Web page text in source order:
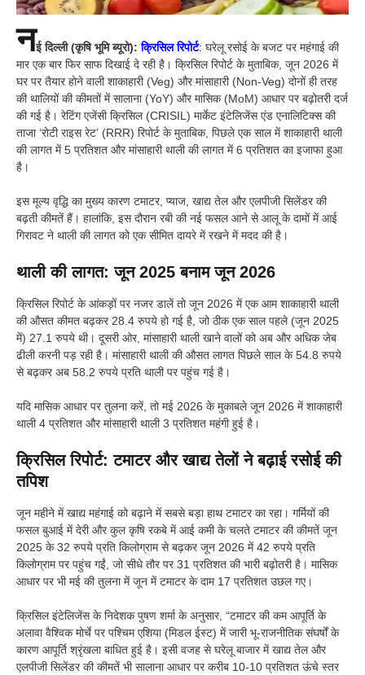
नई दिल्ली (कृषि भूमि ब्यूरो):क्रिसिल रिपोर्ट: घरेलू रसोई के बजट पर महंगाई की
मार एक बार फिर साफ दिखाई दे रही है। क्रिसिल रिपोर्ट के मुताबिक, जून 2026 में
घर पर तैयार होने वाली शाकाहारी (Veg) और मांसाहारी (Non-Veg) दोनों ही तरह
की थालियों की कीमतों में सालाना (YoY) और मासिक (MoM) आधार पर बढ़ोतरी दर्ज
की गई है। रेटिंग एजेंसी क्रिसिल (CRISIL) मार्केट इंटेलिजेंस एंड एनालिटिक्स की
ताजा ‘रोटी राइस रेट’ (RRR) रिपोर्ट के मुताबिक, पिछले एक साल में शाकाहारी थाली
की लागत में 5 प्रतिशत और मांसाहारी थाली की लागत में 6 प्रतिशत का इजाफा हुआ
है।
इस मूल्य वृद्धि का मुख्य कारण टमाटर, प्याज, खाद्य तेल और एलपीजी सिलेंडर की
बढ़ती कीमतें हैं। हालांकि, इस दौरान रबी की नई फसल आने से आलू के दामों में आई
गिरावट ने थाली की लागत को एक सीमित दायरे में रखने में मदद की है।
थाली की लागत: जून 2025 बनाम जून 2026
क्रिसिल रिपोर्ट के आंकड़ों पर नजर डालें तो जून 2026 में एक आम शाकाहारी थाली
की औसत कीमत बढ़कर 28.4 रुपये हो गई है, जो ठीक एक साल पहले (जून 2025
में) 27.1 रुपये थी। दूसरी ओर, मांसाहारी थाली खाने वालों को अब और अधिक जेब
ढीली करनी पड़ रही है। मांसाहारी थाली की औसत लागत पिछले साल के 54.8 रुपये
से बढ़कर अब 58.2 रुपये प्रति थाली पर पहुंच गई है।
यदि मासिक आधार पर तुलना करें, तो मई 2026 के मुकाबले जून 2026 में शाकाहारी
थाली 4 प्रतिशत और मांसाहारी थाली 3 प्रतिशत महंगी हुई है।
क्रिसिल रिपोर्ट: टमाटर और खाद्य तेलों ने बढ़ाई रसोई की
तपिश
जून महीने में खाद्य महंगाई को बढ़ाने में सबसे बड़ा हाथ टमाटर का रहा। गर्मियों की
फसल बुआई में देरी और कुल कृषि रकबे में आई कमी के चलते टमाटर की कीमतें जून
2025 के 32 रुपये प्रति किलोग्राम से बढ़कर जून 2026 में 42 रुपये प्रति
किलोग्राम पर पहुंच गईं, जो सीधे तौर पर 31 प्रतिशत की भारी बढ़ोतरी है। मासिक
आधार पर भी मई की तुलना में जून में टमाटर के दाम 17 प्रतिशत उछल गए।
क्रिसिल इंटेलिजेंस के निदेशक पुषण शर्मा के अनुसार, “टमाटर की कम आपूर्ति के
अलावा वैश्विक मोर्चे पर पश्चिम एशिया (मिडल ईस्ट) में जारी भू-राजनीतिक संघर्षों के
कारण आपूर्ति श्रृंखला बाधित हुई है। इसी वजह से घरेलू बाजार में खाद्य तेल और
एलपीजी सिलेंडर की कीमतें भी सालाना आधार पर करीब 10-10 प्रतिशत ऊंचे स्तर